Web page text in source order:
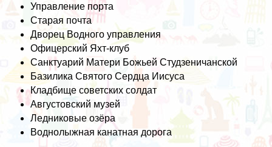
Управление порта
Старая почта
Дворец Водного управления
Офицерский Яхт-клуб
Санктуарий Матери Божьей Студзеничанской
Базилика Святого Сердца Иисуса
Кладбище советских солдат
Августовский музей
Ледниковые озёра
Воднолыжная канатная дорога